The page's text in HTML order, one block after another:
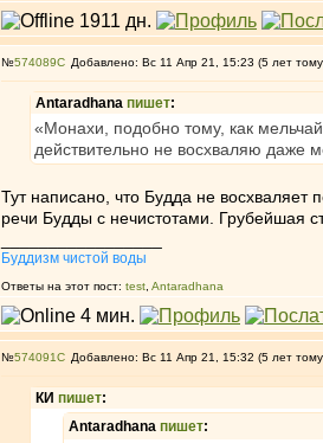
№574089 Добавлено: Вс 11 Апр 21, 15:23 (5 лет
Antaradhana пишет:
«Монахи, подобно тому, как
действительно не восхваляю даже
Тут написано, что Будда не
речи Будды с нечистотами. Грубейшая
Буддизм чистой воды
Ответы на этот пост: test Antaradhana
№574091 Добавлено: Вс 11 Апр 21, 15:32 (5 лет
КИ пишет:
Antaradhana пишет: